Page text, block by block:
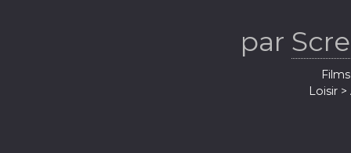
par
Loisir